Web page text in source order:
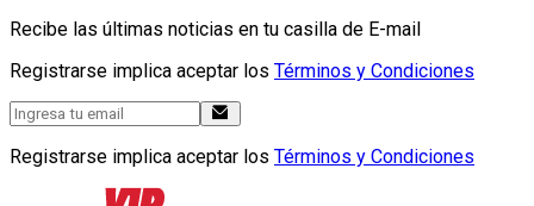
Recibe las últimas noticias en tu casilla de E-mail
Registrarse implica aceptar los Términos y Condiciones
Registrarse implica aceptar los Términos y Condiciones